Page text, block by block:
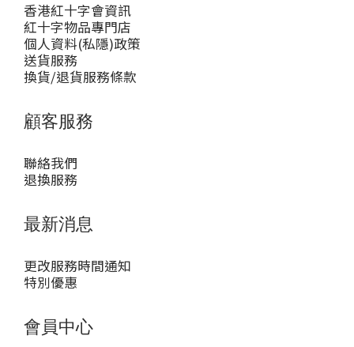
香港紅十字會資訊
紅十字物品專門店
個人資料(私隱)政策
送貨服務
換貨/退貨服務條款
顧客服務
聯絡我們
退換服務
最新消息
更改服務時間通知
特別優惠
會員中心